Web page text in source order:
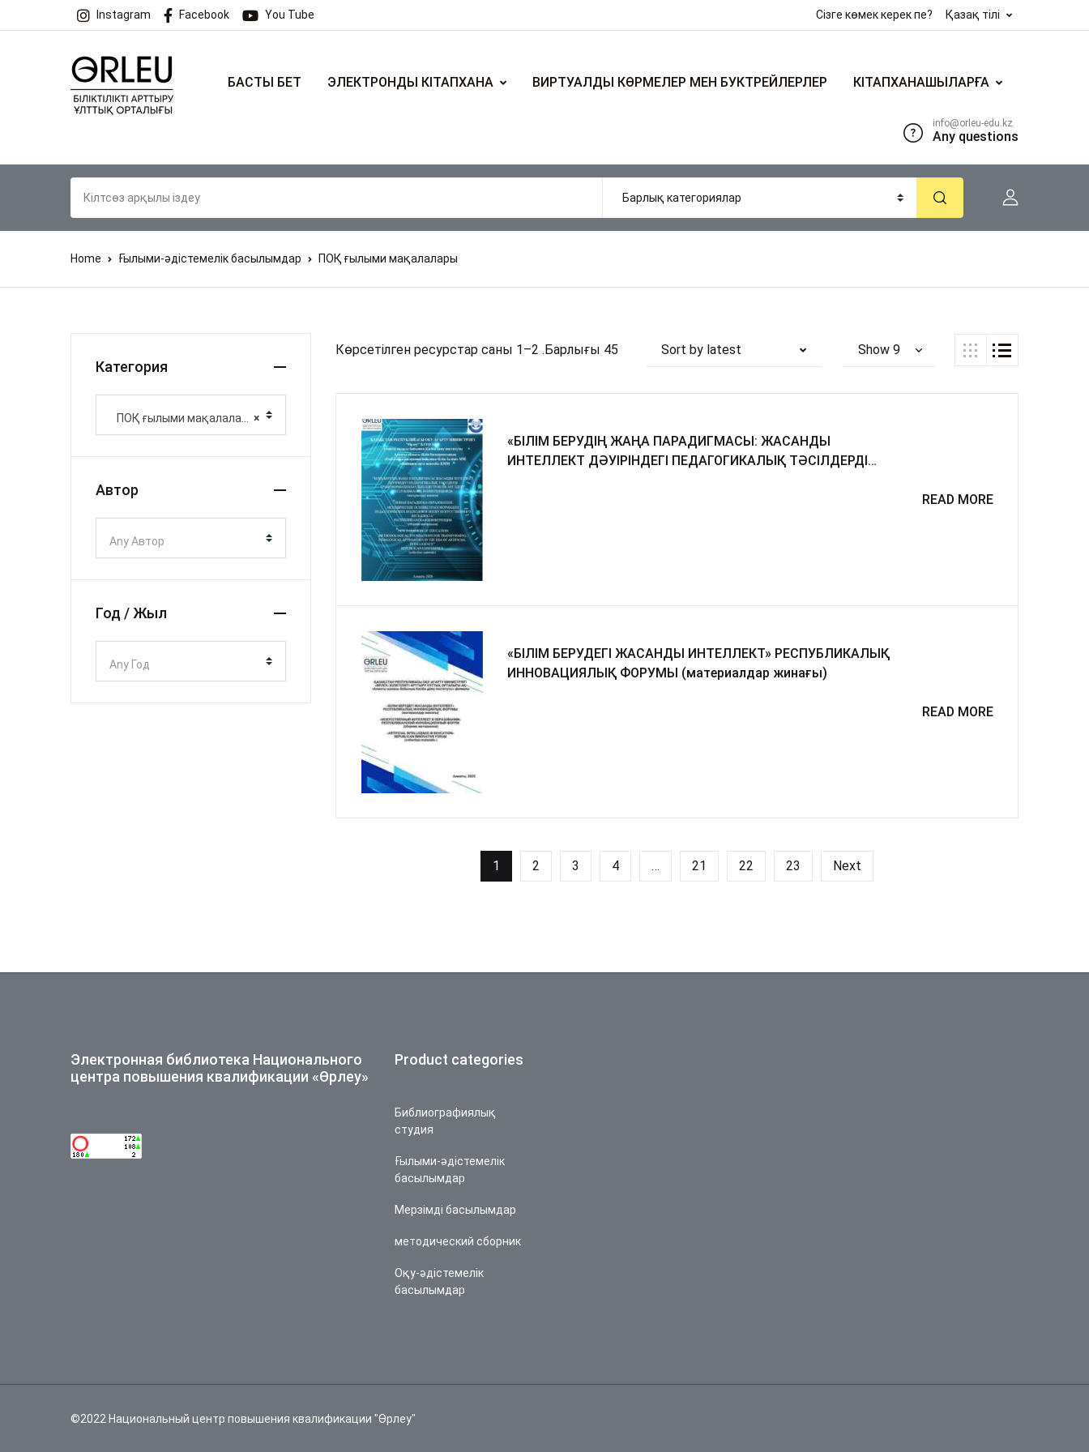
Instagram Facebook You Tube Сізге көмек керек пе? Қазақ тілі
БАСТЫ БЕТ ЭЛЕКТРОНДЫ КІТАПХАНА ВИРТУАЛДЫ КӨРМЕЛЕР МЕН БУКТРЕЙЛЕРЛЕР КІТАПХАНАШЫЛАРҒА
info@orleu-edu.kz
Any questions
Home Ғылыми-әдістемелік басылымдар ПОҚ ғылыми мақалалары
Көрсетілген ресурстар саны 1–2 .Барлығы 45 Sort by latest
«БІЛІМ БЕРУДІҢ ЖАҢА ПАРАДИГМАСЫ: ЖАСАНДЫ
ИНТЕЛЛЕКТ ДӘУІРІНДЕГІ ПЕДАГОГИКАЛЫҚ ТӘСІЛДЕРДІ
READ MORE
«БІЛІМ БЕРУДЕГІ ЖАСАНДЫ ИНТЕЛЛЕКТ» РЕСПУБЛИКАЛЫҚ
ИННОВАЦИЯЛЫҚ ФОРУМЫ (материалдар жинағы)
READ MORE
1 2 3 4 … 21 22 23 Next
Категория
×
ПОҚ ғылыми мақалалары
Автор
Any Автор
Год / Жыл
Any Год
Электронная библиотека Национального
центра повышения квалификации «Өрлеу»
Product categories
Библиографиялық
студия
Ғылыми-әдістемелік
басылымдар
Мерзімді басылымдар
методический сборник
Оқу-әдістемелік
басылымдар
©2022 Национальный центр повышения квалификации "Өрлеу"